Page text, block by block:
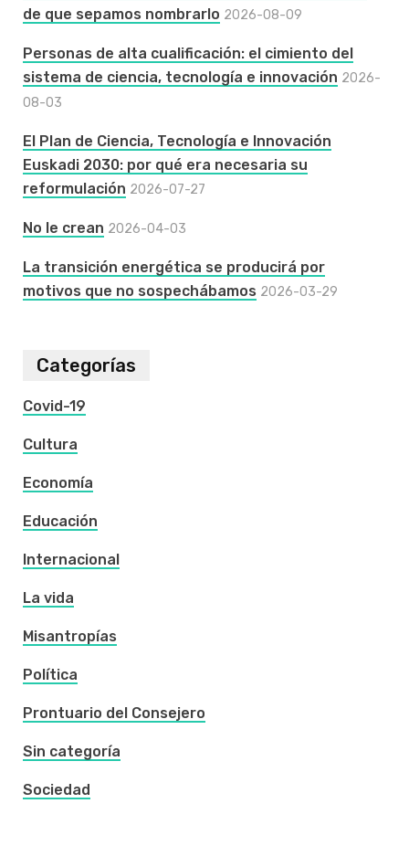
de que sepamos nombrarlo 2026-08-09
Personas de alta cualificación: el cimiento del
sistema de ciencia, tecnología e innovación 2026-
08-03
El Plan de Ciencia, Tecnología e Innovación
Euskadi 2030: por qué era necesaria su
reformulación 2026-07-27
No le crean 2026-04-03
La transición energética se producirá por
motivos que no sospechábamos 2026-03-29
Categorías
Covid-19
Cultura
Economía
Educación
Internacional
La vida
Misantropías
Política
Prontuario del Consejero
Sin categoría
Sociedad